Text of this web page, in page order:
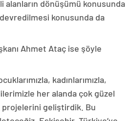
alanların dönüşümü konusunda
konusunda da
Ahmet Ataç ise şöyle
kadınlarımızla,
her alanda çok güzel
projelerini geliştirdik. Bu